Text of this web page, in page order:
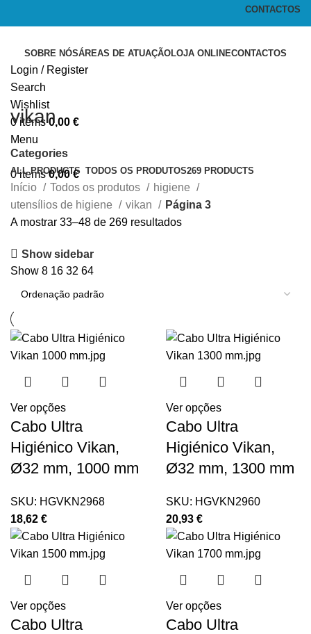
CONTACTOS
SOBRE NÓSÁREAS DE ATUAÇÃOLOJA ONLINECONTACTOS
Login / Register
Search
Wishlist
0items 0,00 €
Menu
0items 0,00€
vikan
Categories
ALL PRODUCTS TODOS OS PRODUTOS269 PRODUCTS
Início Todos os produtos
higiene
utensílios de higiene
vikan
Página 3
A mostrar 33–48 de 269 resultados
Show sidebar
Show 8 16 32 64
Ver opções
Cabo Ultra
Higiénico Vikan,
Ø32 mm, 1000 mm
SKU: HGVKN2968
18,62 €
Ver opções
Cabo Ultra
Higiénico Vikan,
Ø32 mm, 1300 mm
SKU: HGVKN2960
20,93 €
Ver opções
Cabo Ultra
Ver opções
Cabo Ultra